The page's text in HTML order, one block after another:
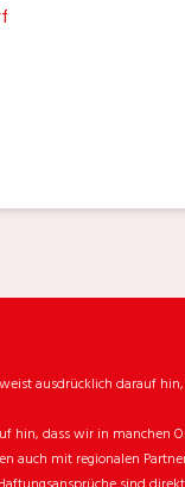
ausdrücklich darauf
hin, dass wir in manchen
auch mit regionalen